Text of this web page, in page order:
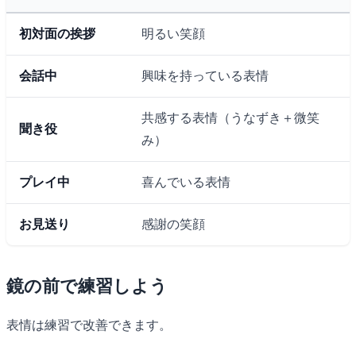
初対面の挨拶 明るい笑顔
会話中 興味を持っている表情
聞き役
共感する表情（うなずき＋微笑
み）
プレイ中 喜んでいる表情
お見送り 感謝の笑顔
鏡の前で練習しよう
表情は練習で改善できます。